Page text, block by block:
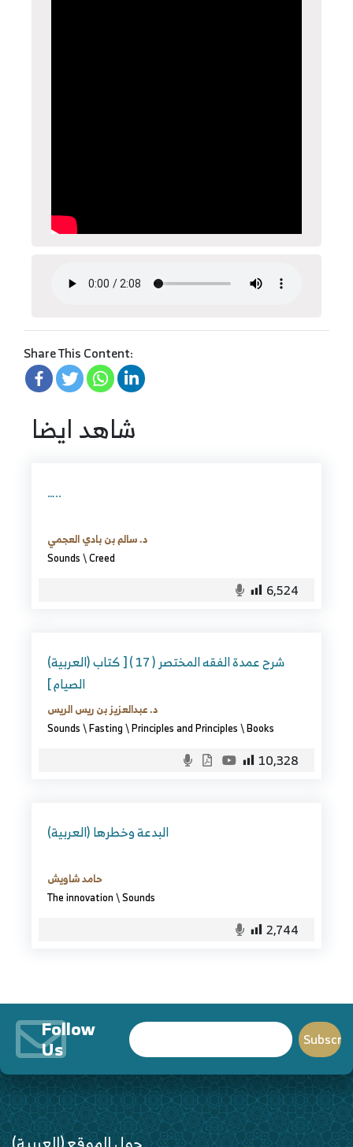
Share This Content:
شاهد ايضا
…..
د. سالم بن بادي العجمي
Sounds\Creed
6,524
(العربية) شرح عمدة الفقه المختصر ( 17 ) [ كتاب
الصيام ]
د. عبدالعزيز بن ريس الريس
Sounds\Fasting\Principles and Principles\Books
10,328
(العربية) البدعة وخطرها
حامد شاويش
The innovation\Sounds
2,744
Follow
Us